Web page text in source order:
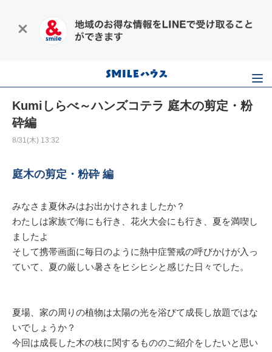
Kumiしらべ～ハンズコテラ 庭木の剪定・粉
砕編
8/31(木) 13:32
庭木の剪定・粉砕 編
みなさま夏休みはお出かけされましたか？
わたしは家族で海にも行き、花火大会にも行き、夏を満喫し
ましたよ
そして携帯画面に毎日のように熱中症警戒の呼びかけが入っ
ていて、夏の厳しい暑さをヒシヒシと感じた日々でした。
夏場、家の周りの植物は太陽の光を浴びて成長し放題ではな
いでしょうか？
今回は成長した木の枝に関するもののご紹介をしたいと思い